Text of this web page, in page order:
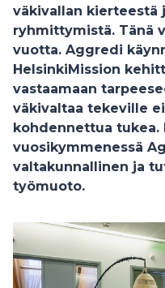
väkivallan kierteestä
ryhmittymistä. Tänä
vuotta. Aggredi
HelsinkiMission
vastaamaan
väkivaltaa tekeville
kohdennettua tukea.
vuosikymmenessä
valtakunnallinen ja
työmuoto.